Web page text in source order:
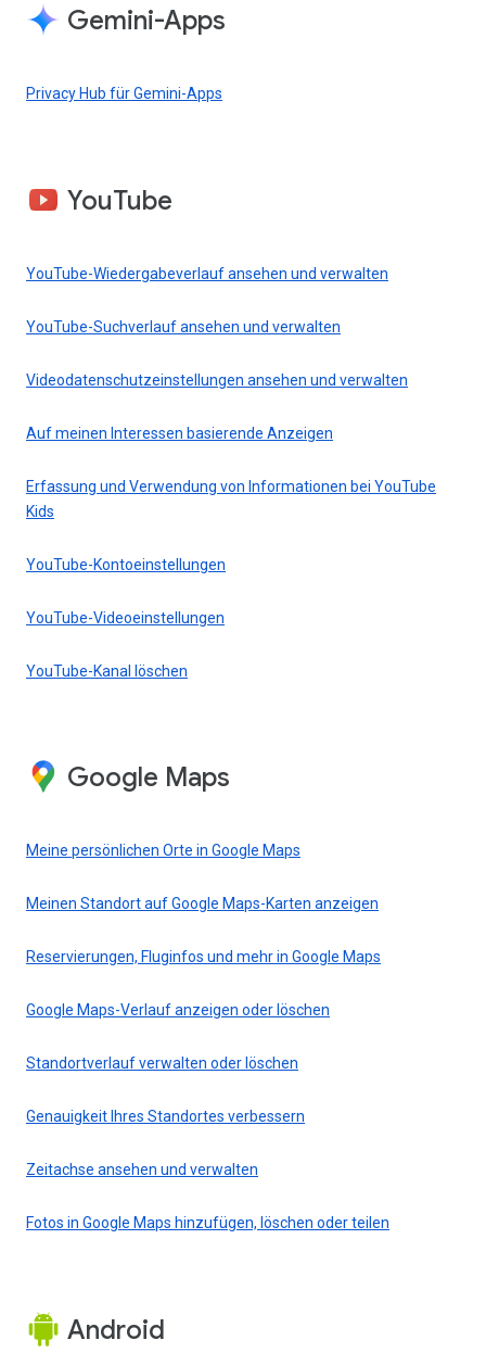
Gemini-Apps
Privacy Hub für Gemini-Apps
YouTube
YouTube-Wiedergabeverlauf ansehen und verwalten
YouTube-Suchverlauf ansehen und verwalten
Videodatenschutzeinstellungen ansehen und verwalten
Auf meinen Interessen basierende Anzeigen
Erfassung und Verwendung von Informationen bei YouTube
Kids
YouTube-Kontoeinstellungen
YouTube-Videoeinstellungen
YouTube-Kanal löschen
Google Maps
Meine persönlichen Orte in Google Maps
Meinen Standort auf Google Maps-Karten anzeigen
Reservierungen, Fluginfos und mehr in Google Maps
Google Maps-Verlauf anzeigen oder löschen
Standortverlauf verwalten oder löschen
Genauigkeit Ihres Standortes verbessern
Zeitachse ansehen und verwalten
Fotos in Google Maps hinzufügen, löschen oder teilen
Android